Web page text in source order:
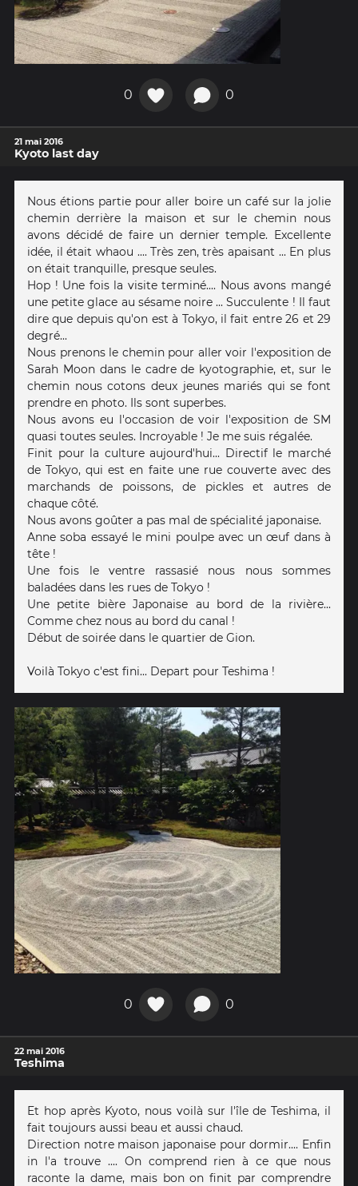
0 0
21 mai 2016
Kyoto last day
Nous étions partie pour aller boire un café sur la jolie
chemin derrière la maison et sur le chemin nous
avons décidé de faire un dernier temple. Excellente
idée, il était whaou .... Très zen, très apaisant ... En plus
on était tranquille, presque seules.
Hop ! Une fois la visite terminé.... Nous avons mangé
une petite glace au sésame noire ... Succulente ! Il faut
dire que depuis qu'on est à Tokyo, il fait entre 26 et 29
degré...
Nous prenons le chemin pour aller voir l'exposition de
Sarah Moon dans le cadre de kyotographie, et, sur le
chemin nous cotons deux jeunes mariés qui se font
prendre en photo. Ils sont superbes.
Nous avons eu l'occasion de voir l'exposition de SM
quasi toutes seules. Incroyable ! Je me suis régalée.
Finit pour la culture aujourd'hui... Directif le marché
de Tokyo, qui est en faite une rue couverte avec des
marchands de poissons, de pickles et autres de
chaque côté.
Nous avons goûter a pas mal de spécialité japonaise.
Anne soba essayé le mini poulpe avec un œuf dans à
tête !
Une fois le ventre rassasié nous nous sommes
baladées dans les rues de Tokyo !
Une petite bière Japonaise au bord de la rivière...
Comme chez nous au bord du canal !
Début de soirée dans le quartier de Gion.
Voilà Tokyo c'est fini... Depart pour Teshima !
0 0
22 mai 2016
Teshima
Et hop après Kyoto, nous voilà sur l'île de Teshima, il
fait toujours aussi beau et aussi chaud.
Direction notre maison japonaise pour dormir.... Enfin
in l'a trouve .... On comprend rien à ce que nous
raconte la dame, mais bon on finit par comprendre